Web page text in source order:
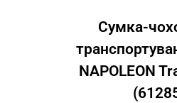
Сумка-
NAPOLEON